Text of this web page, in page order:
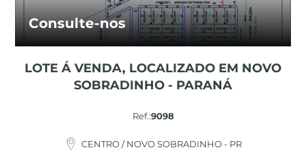
Consulte-nos
LOTE Á VENDA, LOCALIZADO EM NOVO
SOBRADINHO - PARANÁ
Ref.:9098
CENTRO / NOVO SOBRADINHO - PR